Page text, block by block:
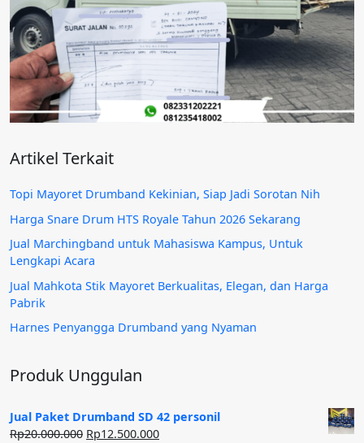
Artikel Terkait
Topi Mayoret Drumband Kekinian, Siap Jadi Sorotan Nih
Harga Snare Drum HTS Royale Tahun 2026 Sekarang
Jual Marchingband untuk Mahasiswa Kampus, Untuk
Lengkapi Acara
Jual Mahkota Stik Mayoret Berkualitas, Elegan, dan Harga
Pabrik
Harnes Penyangga Drumband yang Nyaman
Produk Unggulan
Jual Paket Drumband SD 42 personil
Rp20.000.000 Harga
Rp12.500.000Harga